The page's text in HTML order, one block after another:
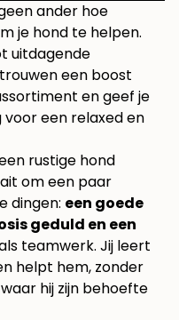
ander hoe
je hond te helpen.
uitdagende
een boost
en geef je
een relaxed en
rustige hond
om een paar
dingen: een goede
geduld en een
teamwerk. Jij leert
helpt hem, zonder
hij zijn behoefte